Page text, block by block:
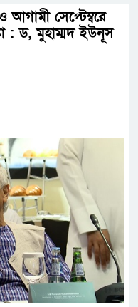
সিএমএসএফ পুঁজিবাজারে
সরকার
নদী দূষণ রোধে সমন্বিত
প্রধানমন্ত্রী
লালমনিরহাটে মাদকসহ
ওমানের সঙ্গে ইরানের হরমুজ
আত-তানযীল ইনস্টিটিউট
উপলক্ষে আলোচনা সভা ও
আগামী সেপ্টেম্বরে
: ড, মুহাম্মদ ইউনূস